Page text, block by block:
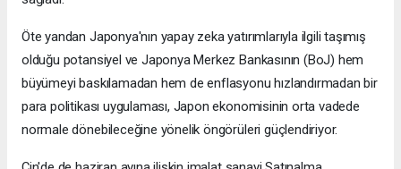
Öte yandan Japonya'nın yapay zeka yatırımlarıyla ilgili taşımış
olduğu potansiyel ve Japonya Merkez Bankasının (BoJ) hem
büyümeyi baskılamadan hem de enflasyonu hızlandırmadan bir
para politikası uygulaması, Japon ekonomisinin orta vadede
normale dönebileceğine yönelik öngörüleri güçlendiriyor.